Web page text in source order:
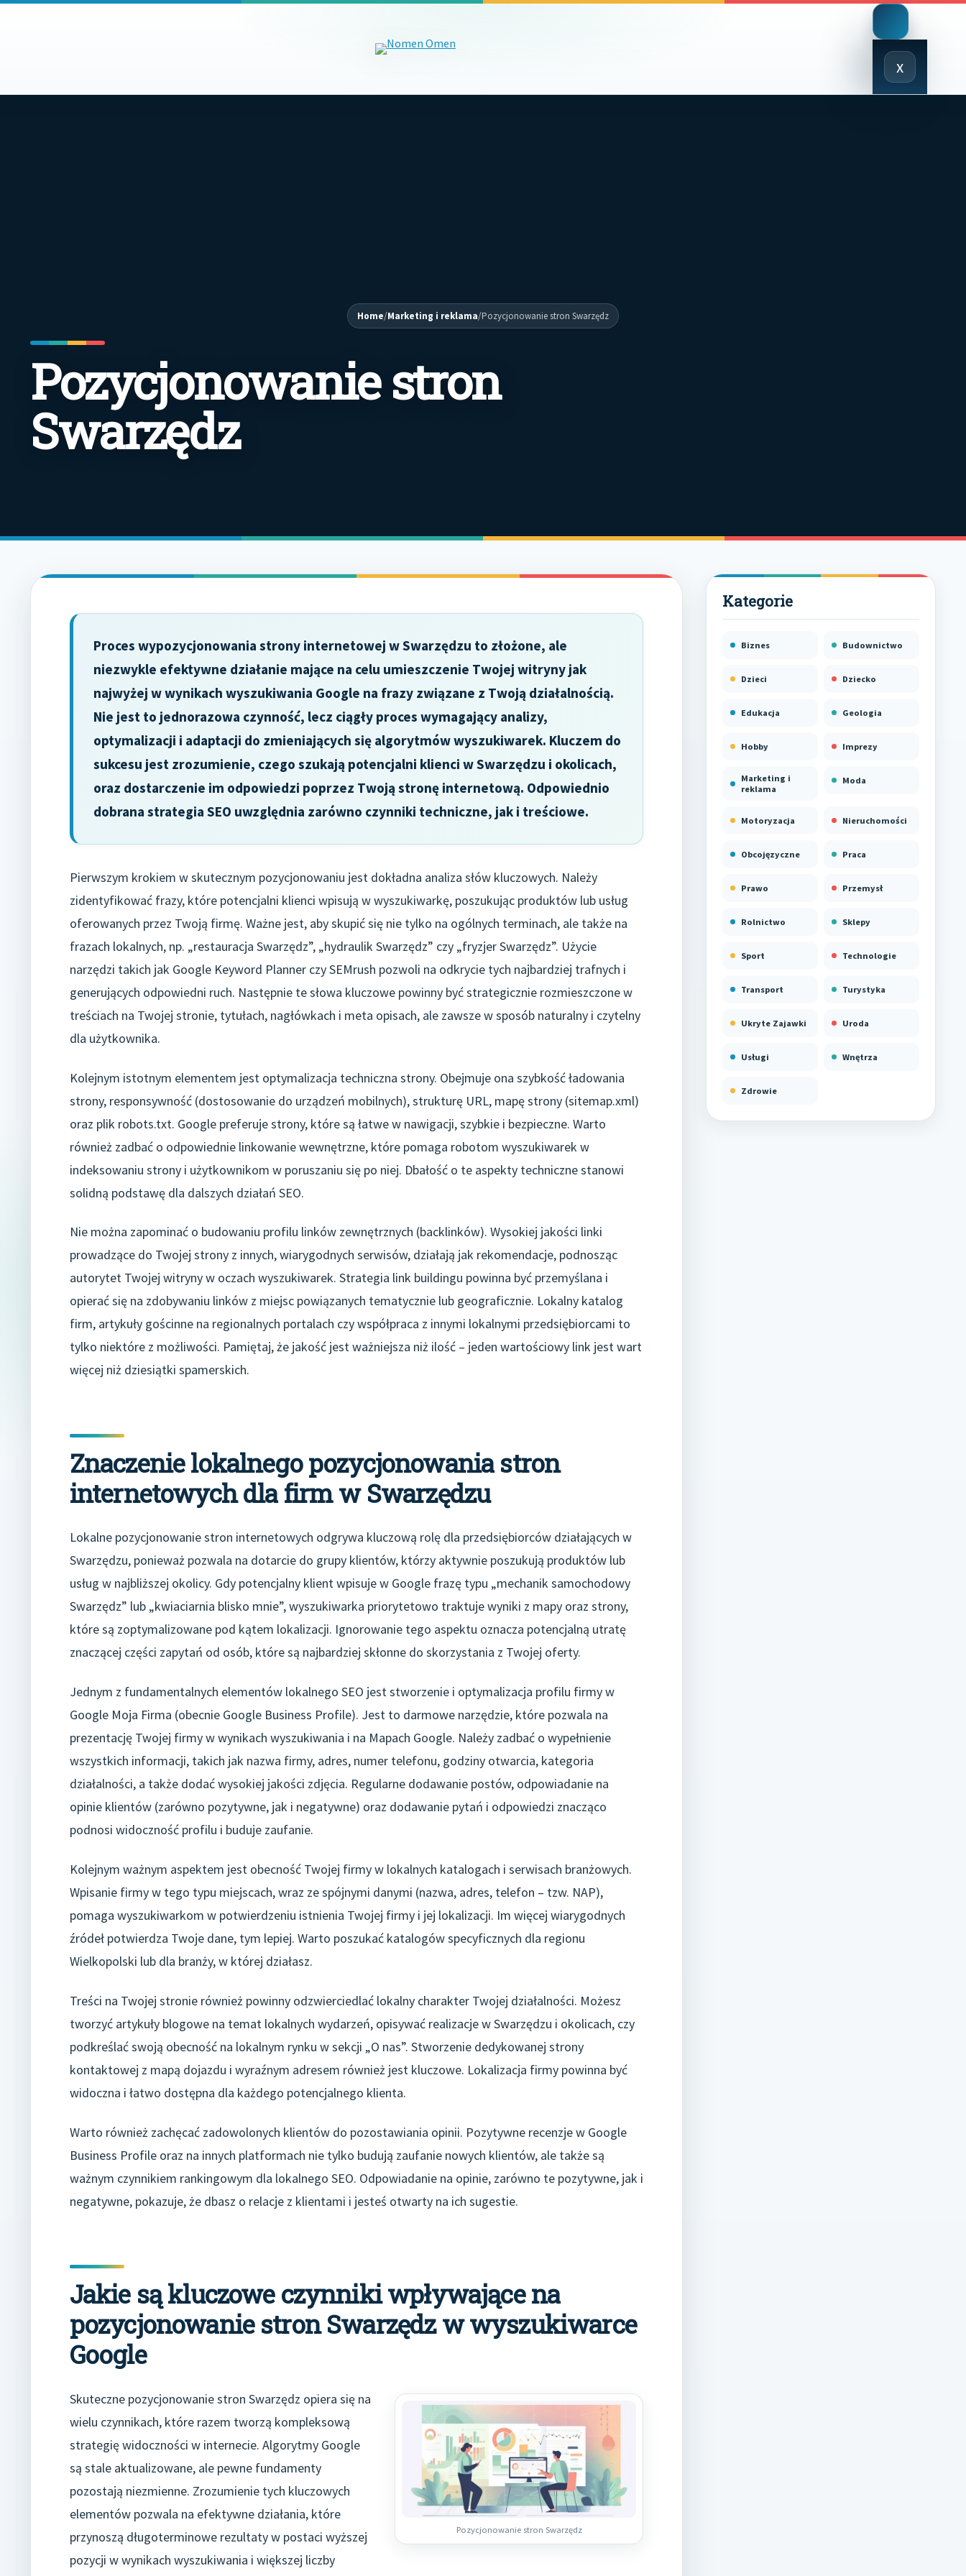
x
Close
Menu
Home/Marketing i reklama/Pozycjonowanie stron Swarzędz
Pozycjonowanie stron
Swarzędz
Proces wypozycjonowania strony internetowej w Swarzędzu to złożone, ale
niezwykle efektywne działanie mające na celu umieszczenie Twojej witryny jak
najwyżej w wynikach wyszukiwania Google na frazy związane z Twoją działalnością.
Nie jest to jednorazowa czynność, lecz ciągły proces wymagający analizy,
optymalizacji i adaptacji do zmieniających się algorytmów wyszukiwarek. Kluczem do
sukcesu jest zrozumienie, czego szukają potencjalni klienci w Swarzędzu i okolicach,
oraz dostarczenie im odpowiedzi poprzez Twoją stronę internetową. Odpowiednio
dobrana strategia SEO uwzględnia zarówno czynniki techniczne, jak i treściowe.
Pierwszym krokiem w skutecznym pozycjonowaniu jest dokładna analiza słów kluczowych. Należy
zidentyfikować frazy, które potencjalni klienci wpisują w wyszukiwarkę, poszukując produktów lub usług
oferowanych przez Twoją firmę. Ważne jest, aby skupić się nie tylko na ogólnych terminach, ale także na
frazach lokalnych, np. „restauracja Swarzędz”, „hydraulik Swarzędz” czy „fryzjer Swarzędz”. Użycie
narzędzi takich jak Google Keyword Planner czy SEMrush pozwoli na odkrycie tych najbardziej trafnych i
generujących odpowiedni ruch. Następnie te słowa kluczowe powinny być strategicznie rozmieszczone w
treściach na Twojej stronie, tytułach, nagłówkach i meta opisach, ale zawsze w sposób naturalny i czytelny
dla użytkownika.
Kolejnym istotnym elementem jest optymalizacja techniczna strony. Obejmuje ona szybkość ładowania
strony, responsywność (dostosowanie do urządzeń mobilnych), strukturę URL, mapę strony (sitemap.xml)
oraz plik robots.txt. Google preferuje strony, które są łatwe w nawigacji, szybkie i bezpieczne. Warto
również zadbać o odpowiednie linkowanie wewnętrzne, które pomaga robotom wyszukiwarek w
indeksowaniu strony i użytkownikom w poruszaniu się po niej. Dbałość o te aspekty techniczne stanowi
solidną podstawę dla dalszych działań SEO.
Nie można zapominać o budowaniu profilu linków zewnętrznych (backlinków). Wysokiej jakości linki
prowadzące do Twojej strony z innych, wiarygodnych serwisów, działają jak rekomendacje, podnosząc
autorytet Twojej witryny w oczach wyszukiwarek. Strategia link buildingu powinna być przemyślana i
opierać się na zdobywaniu linków z miejsc powiązanych tematycznie lub geograficznie. Lokalny katalog
firm, artykuły gościnne na regionalnych portalach czy współpraca z innymi lokalnymi przedsiębiorcami to
tylko niektóre z możliwości. Pamiętaj, że jakość jest ważniejsza niż ilość – jeden wartościowy link jest wart
więcej niż dziesiątki spamerskich.
Znaczenie lokalnego pozycjonowania stron
internetowych dla firm w Swarzędzu
Lokalne pozycjonowanie stron internetowych odgrywa kluczową rolę dla przedsiębiorców działających w
Swarzędzu, ponieważ pozwala na dotarcie do grupy klientów, którzy aktywnie poszukują produktów lub
usług w najbliższej okolicy. Gdy potencjalny klient wpisuje w Google frazę typu „mechanik samochodowy
Swarzędz” lub „kwiaciarnia blisko mnie”, wyszukiwarka priorytetowo traktuje wyniki z mapy oraz strony,
które są zoptymalizowane pod kątem lokalizacji. Ignorowanie tego aspektu oznacza potencjalną utratę
znaczącej części zapytań od osób, które są najbardziej skłonne do skorzystania z Twojej oferty.
Jednym z fundamentalnych elementów lokalnego SEO jest stworzenie i optymalizacja profilu firmy w
Google Moja Firma (obecnie Google Business Profile). Jest to darmowe narzędzie, które pozwala na
prezentację Twojej firmy w wynikach wyszukiwania i na Mapach Google. Należy zadbać o wypełnienie
wszystkich informacji, takich jak nazwa firmy, adres, numer telefonu, godziny otwarcia, kategoria
działalności, a także dodać wysokiej jakości zdjęcia. Regularne dodawanie postów, odpowiadanie na
opinie klientów (zarówno pozytywne, jak i negatywne) oraz dodawanie pytań i odpowiedzi znacząco
podnosi widoczność profilu i buduje zaufanie.
Kolejnym ważnym aspektem jest obecność Twojej firmy w lokalnych katalogach i serwisach branżowych.
Wpisanie firmy w tego typu miejscach, wraz ze spójnymi danymi (nazwa, adres, telefon – tzw. NAP),
pomaga wyszukiwarkom w potwierdzeniu istnienia Twojej firmy i jej lokalizacji. Im więcej wiarygodnych
źródeł potwierdza Twoje dane, tym lepiej. Warto poszukać katalogów specyficznych dla regionu
Wielkopolski lub dla branży, w której działasz.
Treści na Twojej stronie również powinny odzwierciedlać lokalny charakter Twojej działalności. Możesz
tworzyć artykuły blogowe na temat lokalnych wydarzeń, opisywać realizacje w Swarzędzu i okolicach, czy
podkreślać swoją obecność na lokalnym rynku w sekcji „O nas”. Stworzenie dedykowanej strony
kontaktowej z mapą dojazdu i wyraźnym adresem również jest kluczowe. Lokalizacja firmy powinna być
widoczna i łatwo dostępna dla każdego potencjalnego klienta.
Warto również zachęcać zadowolonych klientów do pozostawiania opinii. Pozytywne recenzje w Google
Business Profile oraz na innych platformach nie tylko budują zaufanie nowych klientów, ale także są
ważnym czynnikiem rankingowym dla lokalnego SEO. Odpowiadanie na opinie, zarówno te pozytywne, jak i
negatywne, pokazuje, że dbasz o relacje z klientami i jesteś otwarty na ich sugestie.
Jakie są kluczowe czynniki wpływające na
pozycjonowanie stron Swarzędz w wyszukiwarce
Google
Pozycjonowanie stron Swarzędz
Skuteczne pozycjonowanie stron Swarzędz opiera się na
wielu czynnikach, które razem tworzą kompleksową
strategię widoczności w internecie. Algorytmy Google
są stale aktualizowane, ale pewne fundamenty
pozostają niezmienne. Zrozumienie tych kluczowych
elementów pozwala na efektywne działania, które
przynoszą długoterminowe rezultaty w postaci wyższej
pozycji w wynikach wyszukiwania i większej liczby
Biznes Budownictwo
Dzieci Dziecko
Edukacja Geologia
Hobby Imprezy
Marketing i
reklama
Moda
Motoryzacja Nieruchomości
Obcojęzyczne Praca
Prawo Przemysł
Rolnictwo Sklepy
Sport Technologie
Transport Turystyka
Ukryte Zajawki Uroda
Usługi Wnętrza
Zdrowie